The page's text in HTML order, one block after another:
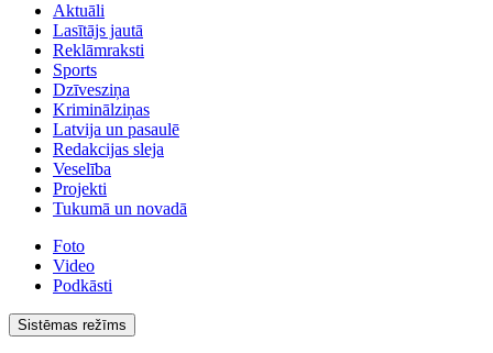
Aktuāli
Lasītājs jautā
Reklāmraksti
Sports
Dzīvesziņa
Kriminālziņas
Latvija un pasaulē
Redakcijas sleja
Veselība
Projekti
Tukumā un novadā
Foto
Video
Podkāsti
Sistēmas režīms